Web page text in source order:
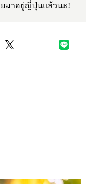
มาอยู่ญี่ปุ่นแล้วนะ!